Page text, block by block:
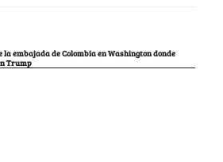
la embajada de Colombia en Washington donde
Trump